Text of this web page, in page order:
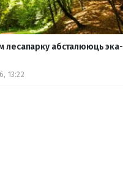
лесапарку абсталююць эка-
13:22